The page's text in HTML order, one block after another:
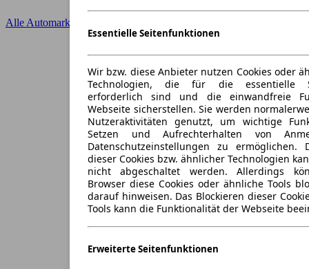
Essentielle Seitenfunktionen
Wir bzw. diese Anbieter nutzen Cookies oder
Technologien, die für die essentielle
erforderlich sind und die einwandfreie
Webseite sicherstellen. Sie werden
Nutzeraktivitäten genutzt, um wichtige
Setzen und Aufrechterhalten von
Datenschutzeinstellungen zu ermöglichen.
dieser Cookies bzw. ähnlicher Technologien
nicht abgeschaltet werden. Allerdings
Browser diese Cookies oder ähnliche Tools
darauf hinweisen. Das Blockieren dieser
Tools kann die Funktionalität der Webseite
Erweiterte Seitenfunktionen
Alle Automarken